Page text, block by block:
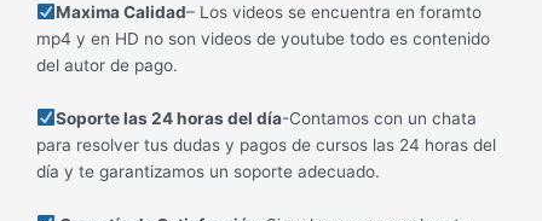
Maxima Calidad– Los videos se encuentra en foramto
mp4 y en HD no son videos de youtube todo es contenido
del autor de pago.
Soporte las 24 horas del día-Contamos con un chata
para resolver tus dudas y pagos de cursos las 24 horas del
día y te garantizamos un soporte adecuado.